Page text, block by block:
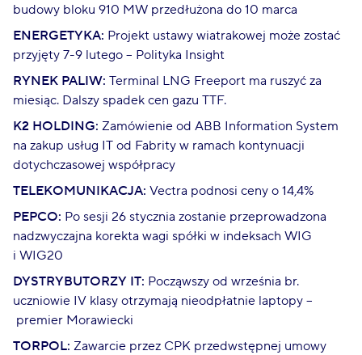
budowy bloku 910 MW przedłużona do 10 marca
ENERGETYKA: Projekt ustawy wiatrakowej może zostać
przyjęty 7-9 lutego – Polityka Insight
RYNEK PALIW: Terminal LNG Freeport ma ruszyć za
miesiąc. Dalszy spadek cen gazu TTF.
K2 HOLDING: Zamówienie od ABB Information System
na zakup usług IT od Fabrity w ramach kontynuacji
dotychczasowej współpracy
TELEKOMUNIKACJA: Vectra podnosi ceny o 14,4%
PEPCO: Po sesji 26 stycznia zostanie przeprowadzona
nadzwyczajna korekta wagi spółki w indeksach WIG
i WIG20
DYSTRYBUTORZY IT: Począwszy od września br.
uczniowie IV klasy otrzymają nieodpłatnie laptopy –
premier Morawiecki
TORPOL: Zawarcie przez CPK przedwstępnej umowy